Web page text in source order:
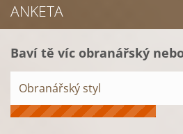
ANKETA
Baví tě víc obranářský
Obranářský styl